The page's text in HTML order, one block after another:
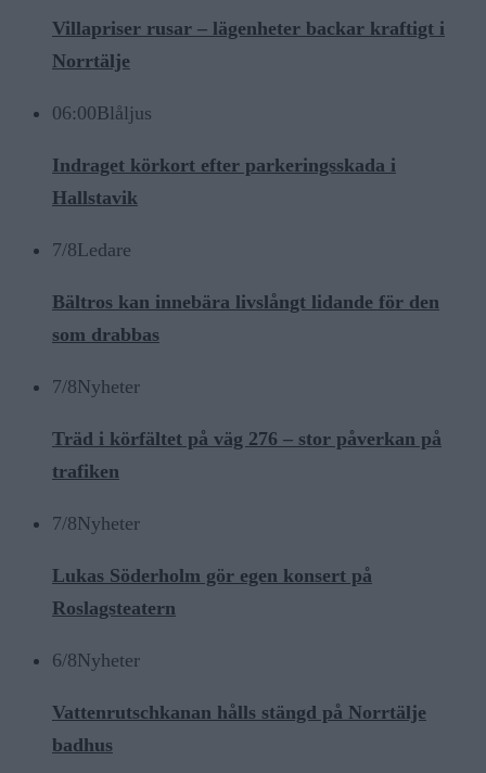
Villapriser rusar – lägenheter backar kraftigt i
Norrtälje
06:00Blåljus
Indraget körkort efter parkeringsskada i
Hallstavik
7/8Ledare
Bältros kan innebära livslångt lidande för den
som drabbas
7/8Nyheter
Träd i körfältet på väg 276 – stor påverkan på
trafiken
7/8Nyheter
Lukas Söderholm gör egen konsert på
Roslagsteatern
6/8Nyheter
Vattenrutschkanan hålls stängd på Norrtälje
badhus